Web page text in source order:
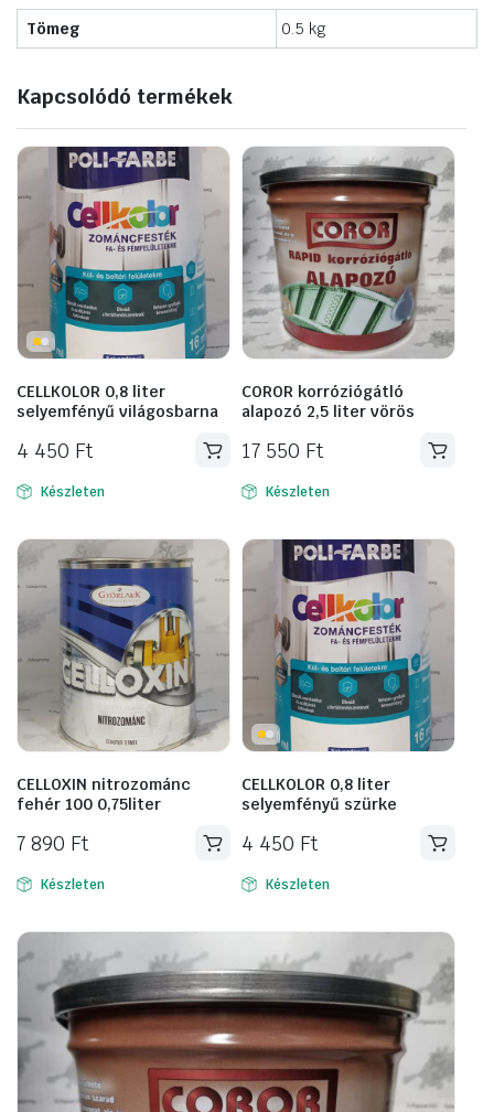
Tömeg 0.5 kg
Kapcsolódó termékek
CELLKOLOR 0,8 liter
selyemfényű világosbarna
4 450 Ft
Készleten
COROR korróziógátló
alapozó 2,5 liter vörös
17 550 Ft
Készleten
CELLOXIN nitrozománc
fehér 100 0,75liter
7 890 Ft
Készleten
CELLKOLOR 0,8 liter
selyemfényű szürke
4 450 Ft
Készleten